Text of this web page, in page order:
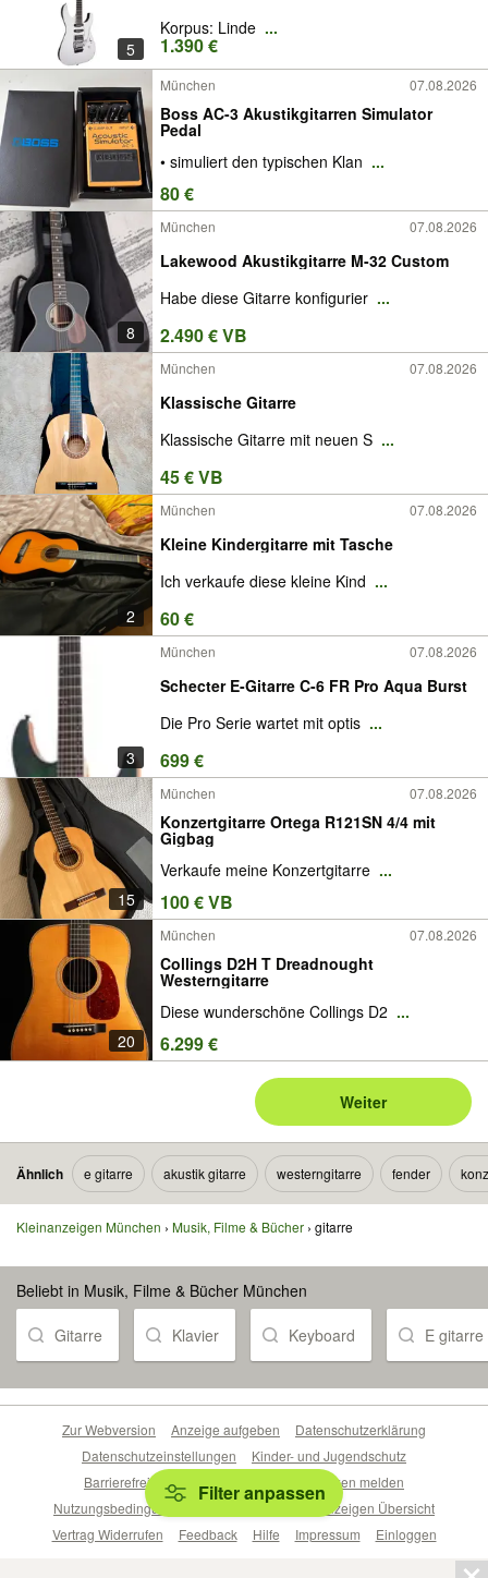
5
Korpus: Linde ...
1.390 €
München 07.08.2026
Boss AC-3 Akustikgitarren Simulator
Pedal
• simuliert den typischen Klan ...
80 €
8
München 07.08.2026
Lakewood Akustikgitarre M-32 Custom
Habe diese Gitarre konfigurier ...
2.490 € VB
München 07.08.2026
Klassische Gitarre
Klassische Gitarre mit neuen S ...
45 € VB
2
München 07.08.2026
Kleine Kindergitarre mit Tasche
Ich verkaufe diese kleine Kind ...
60 €
3
München 07.08.2026
Schecter E-Gitarre C-6 FR Pro Aqua Burst
Die Pro Serie wartet mit optis ...
699 €
15
München 07.08.2026
Konzertgitarre Ortega R121SN 4/4 mit
Gigbag
Verkaufe meine Konzertgitarre ...
100 € VB
20
München 07.08.2026
Collings D2H T Dreadnought
Westerngitarre
Diese wunderschöne Collings D2 ...
6.299 €
Weiter
Ähnlich e gitarre akustik gitarre westerngitarre fender
Kleinanzeigen München Musik, Filme & Bücher gitarre
Beliebt in Musik, Filme & Bücher München
Gitarre Klavier Keyboard E gitarre
Filter anpassen
Zur Webversion Anzeige aufgeben
Datenschutzerklärung
Datenschutzeinstellungen
Kinder- und Jugendschutz
Barrierefreiheitserklärung
Sicherheitslücken melden
Nutzungsbedingungen
Beliebte Suchen
Anzeigen Übersicht
Vertrag Widerrufen
Feedback Hilfe Impressum Einloggen